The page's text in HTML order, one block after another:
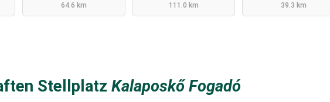
64.6 km
111.0 km
39.3 km
StellplatzKalaposkő Fogadó